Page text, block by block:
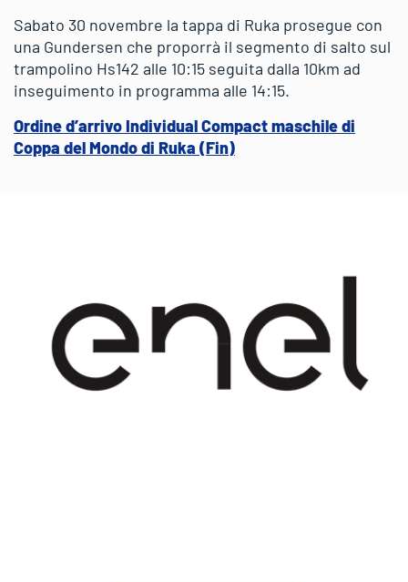
Sabato 30 novembre la tappa di Ruka prosegue con
una Gundersen che proporrà il segmento di salto sul
trampolino Hs142 alle 10:15 seguita dalla 10km ad
inseguimento in programma alle 14:15.
Ordine d’arrivo Individual Compact maschile di
Coppa del Mondo di Ruka (Fin)